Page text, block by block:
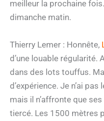
meilleur la prochaine
dimanche matin.
Thierry Lemer : Honnête,
d’une louable régularité.
dans des lots touffus.
d’expérience. Je n’ai
mais il n’affronte que
tiercé. Les 1500 mètres